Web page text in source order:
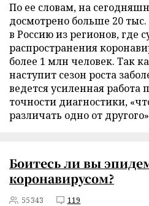
По ее словам, на
досмотрено больше 20
в Россию из регионов, где
распространения
более 1 млн человек. Так
наступит сезон роста
ведется усиленная работа
точности диагностики,
различать одно от
Боитесь ли вы
коронавирусом?
55343 119